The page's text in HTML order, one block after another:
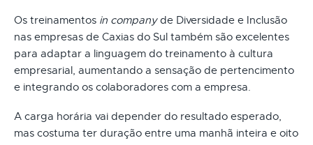
Os treinamentos in companyde Diversidade e Inclusão
nas empresas de Caxias do Sul também são excelentes
para adaptar a linguagem do treinamento à cultura
empresarial, aumentando a sensação de pertencimento
e integrando os colaboradores com a empresa.
A carga horária vai depender do resultado esperado,
mas costuma ter duração entre uma manhã inteira e oito